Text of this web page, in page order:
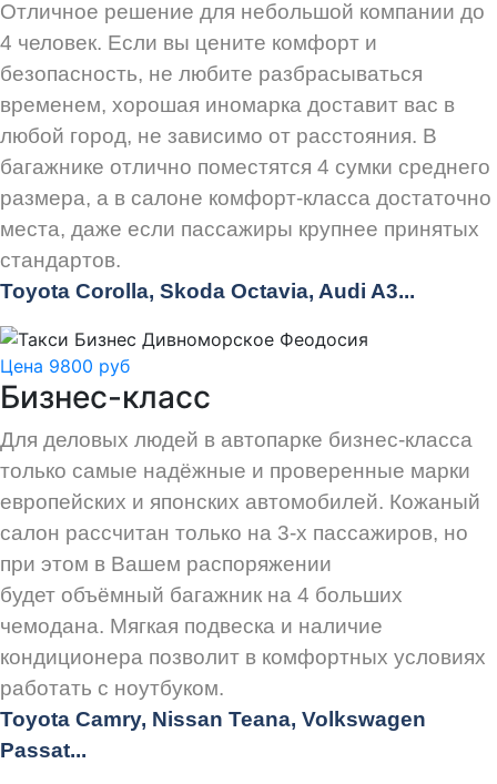
Отличное решение для небольшой компании до
4 человек. Если вы цените комфорт и
безопасность, не любите разбрасываться
временем, хорошая иномарка доставит вас в
любой город, не зависимо от расстояния. В
багажнике отлично поместятся 4 сумки среднего
размера, а в салоне комфорт-класса достаточно
места, даже если пассажиры крупнее принятых
стандартов.
Toyota Corolla, Skoda Octavia, Audi A3...
Цена 9800 руб
Бизнес-класс
Для деловых людей в автопарке бизнес-класса
только самые надёжные и проверенные марки
европейских и японских автомобилей. Кожаный
салон рассчитан только на 3-х пассажиров, но
при этом в Вашем распоряжении
будет объёмный багажник на 4 больших
чемодана. Мягкая подвеска и наличие
кондиционера позволит в комфортных условиях
работать с ноутбуком.
Toyota Camry, Nissan Teana, Volkswagen
Passat...